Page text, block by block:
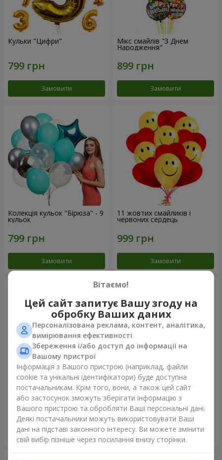
Кульки "Цифри"
Замовити
Мікс смайлів "З Днем
Народження"
Замовити
Колекція кульок "Бірюза" - 9
кульок
Замовити
11 жовтих смайликів і
червоних сердець
Замовити
Фонтан куль "Небо"
Замовити
Фонтан куль "Рожеве
золото"
Замовити
Вітаємо!
Цей сайт запитує Вашу згоду на
обробку Ваших даних
Персоналізована реклама, контент, аналітика,
вимірювання ефективності
Збереження і/або доступ до інформації на
Вашому пристрої
Інформація з Вашого пристрою (наприклад, файли
cookie та унікальні ідентифікатори) буде доступна
постачальникам. Крім того, вони, а також цей сайт
або застосунок зможуть зберігати інформацію з
Вашого пристрою та обробляти Ваші персональні дані.
Деякі постачальники можуть використовувати Ваші
дані на підставі законного інтересу. Ви можете змінити
свій вибір пізніше через посилання внизу сторінки.